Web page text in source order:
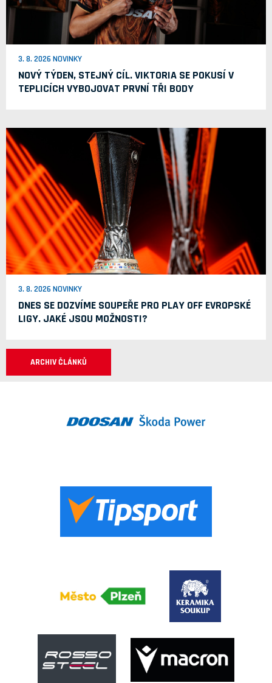
3. 8. 2026 NOVINKY
NOVÝ TÝDEN, STEJNÝ CÍL. VIKTORIA SE POKUSÍ V
TEPLICÍCH VYBOJOVAT PRVNÍ TŘI BODY
3. 8. 2026 NOVINKY
DNES SE DOZVÍME SOUPEŘE PRO PLAY OFF EVROPSKÉ
LIGY. JAKÉ JSOU MOŽNOSTI?
ARCHIV ČLÁNKŮ